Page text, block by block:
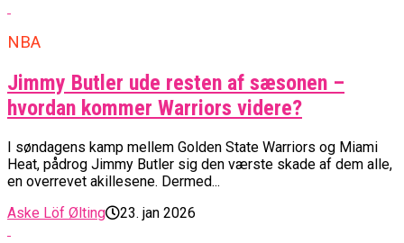
NBA
Jimmy Butler ude resten af sæsonen –
hvordan kommer Warriors videre?
I søndagens kamp mellem Golden State Warriors og Miami
Heat, pådrog Jimmy Butler sig den værste skade af dem alle,
en overrevet akillesene. Dermed...
Aske Löf Ølting
23. jan 2026